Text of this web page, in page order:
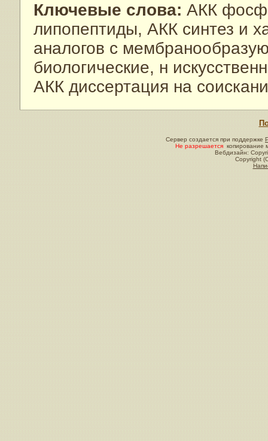
Ключевые слова: АКК
липопептиды, АКК синтез и
аналогов с
биологические, н
АКК диссертация на
Сервер создается при поддержке
Не разрешается копирование
Вебдизайн:
Copyright